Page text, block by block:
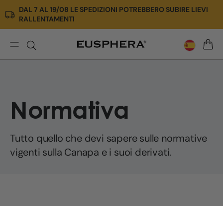
Ir
directamente
al
contenido
DAL 7 AL 19/08 LE SPEDIZIONI POTREBBERO SUBIRE LIEVI
RALLENTAMENTI
Normativa
Tutto quello che devi sapere sulle normative
vigenti sulla Canapa e i suoi derivati.